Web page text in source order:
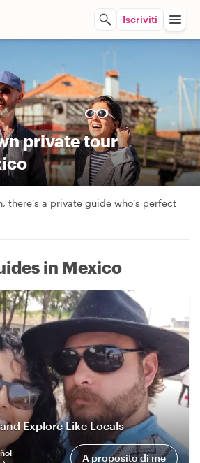
Iscriviti
private tour
there’s a private guide who’s perfect
in Mexico
Explore Like Locals
A proposito di me